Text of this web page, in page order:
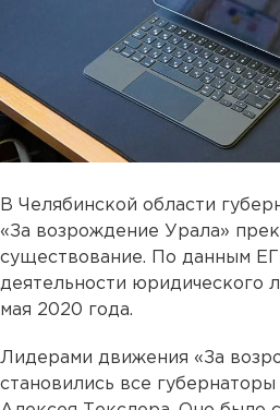
В Челябинской области
«За возрождение Урала»
существование. По данным
деятельности юридического
мая 2020 года.
Лидерами движения «За
становились все